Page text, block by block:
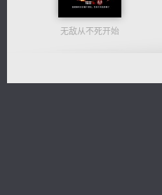
无敌从不死开始